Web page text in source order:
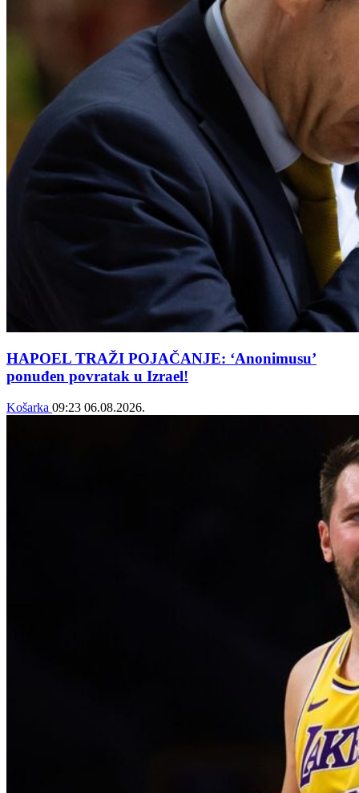
HAPOEL TRAŽI POJAČANJE: ‘Anonimusu’
ponuđen povratak u Izrael!
Košarka 09:23 06.08.2026.